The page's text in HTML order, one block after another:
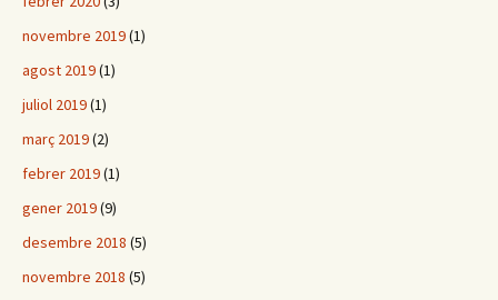
novembre 2019(1)
agost 2019(1)
juliol 2019(1)
març 2019(2)
febrer 2019(1)
gener 2019(9)
desembre 2018 (5)
novembre 2018 (5)